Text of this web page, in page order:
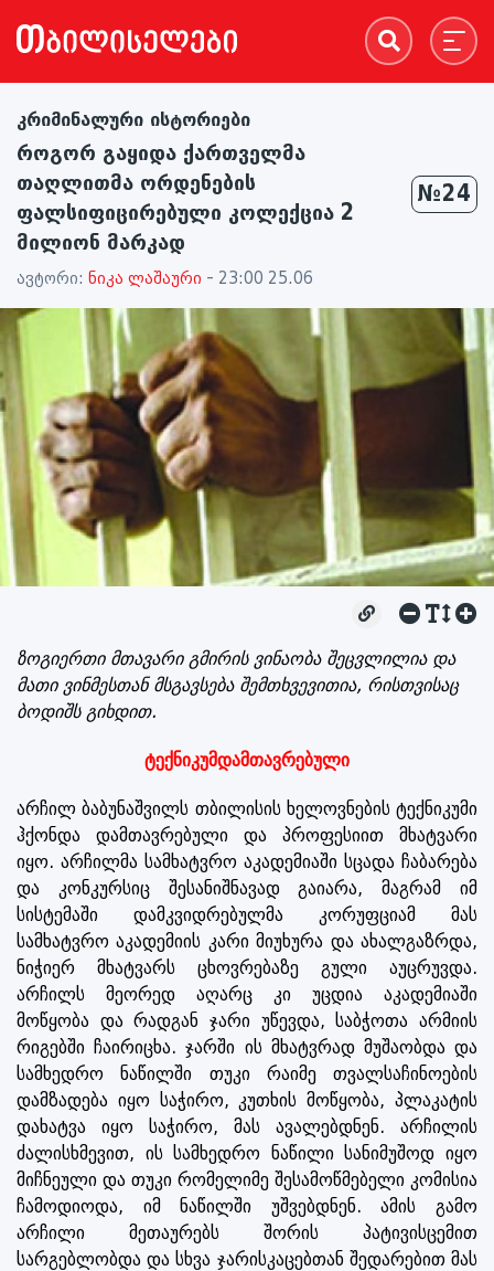
კრიმინალური ისტორიები
როგორ გაყიდა ქართველმა
თაღლითმა ორდენების
ფალსიფიცირებული კოლექცია 2
მილიონ მარკად
№24
ავტორი: ნიკა ლაშაური - 23:00 25.06
ზოგიერთი მთავარი გმირის ვინაობა შეცვლილია და
მათი ვინმესთან მსგავსება შემთხვევითია, რისთვისაც
ბოდიშს გიხდით.
ტექნიკუმდამთავრებული
არჩილ ბაბუნაშვილს თბილისის ხელოვნების ტექნიკუმი
ჰქონდა დამთავრებული და პროფესიით მხატვარი
იყო. არჩილმა სამხატვრო აკადემიაში სცადა ჩაბარება
და კონკურსიც შესანიშნავად გაიარა, მაგრამ იმ
სისტემაში დამკვიდრებულმა კორუფციამ მას
სამხატვრო აკადემიის კარი მიუხურა და ახალგაზრდა,
ნიჭიერ მხატვარს ცხოვრებაზე გული აუცრუვდა.
არჩილს მეორედ აღარც კი უცდია აკადემიაში
მოწყობა და რადგან ჯარი უწევდა, საბჭოთა არმიის
რიგებში ჩაირიცხა. ჯარში ის მხატვრად მუშაობდა და
სამხედრო ნაწილში თუკი რაიმე თვალსაჩინოების
დამზადება იყო საჭირო, კუთხის მოწყობა, პლაკატის
დახატვა იყო საჭირო, მას ავალებდნენ. არჩილის
ძალისხმევით, ის სამხედრო ნაწილი სანიმუშოდ იყო
მიჩნეული და თუკი რომელიმე შესამოწმებელი კომისია
ჩამოდიოდა, იმ ნაწილში უშვებდნენ. ამის გამო
არჩილი მეთაურებს შორის პატივისცემით
სარგებლობდა და სხვა ჯარისკაცებთან შედარებით მას